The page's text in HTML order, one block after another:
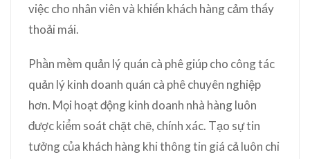
việc cho nhân viên và khiến khách hàng cảm thấy
thoải mái.
Phần mềm quản lý quán cà phê giúp cho công tác
quản lý kinh doanh quán cà phê chuyên nghiệp
hơn. Mọi hoạt động kinh doanh nhà hàng luôn
được kiểm soát chặt chẽ, chính xác. Tạo sự tin
tưởng của khách hàng khi thông tin giá cả luôn chi